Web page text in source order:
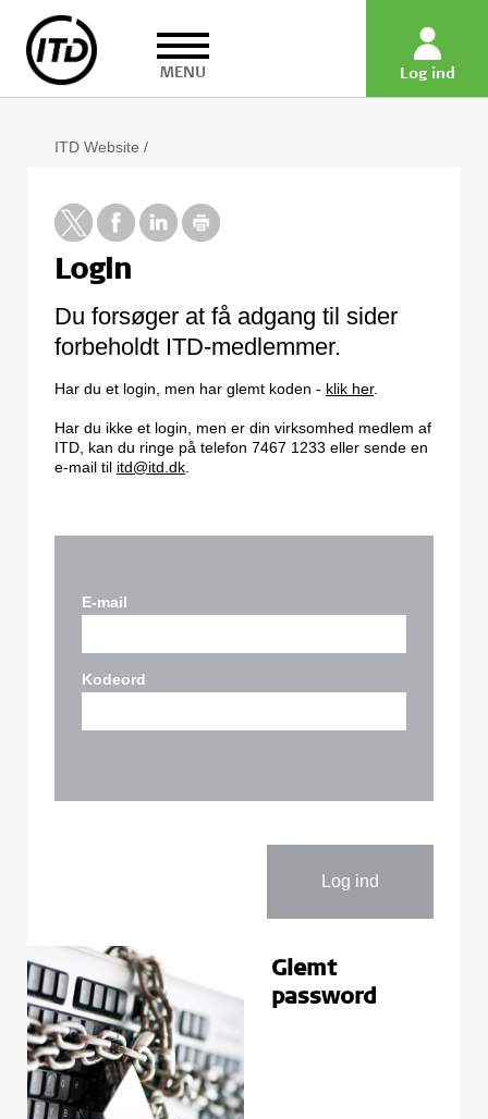
MENU Log ind
ITD Website /
Login
Du forsøger at få adgang til sider
forbeholdt ITD-medlemmer.
Har du et login, men har glemt koden - klik her.
Har du ikke et login, men er din virksomhed medlem af
ITD, kan du ringe på telefon 7467 1233 eller sende en
e-mail til itd@itd.dk
E-mail
Kodeord
Glemt
password